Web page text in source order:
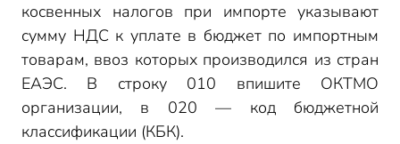
косвенных налогов при импорте указывают
сумму НДС к уплате в бюджет по импортным
товарам, ввоз которых производился из стран
ЕАЭС. В строку 010 впишите ОКТМО
организации, в 020 — код бюджетной
классификации (КБК).